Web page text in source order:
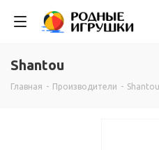
Shantou
Главная - Производители - Shantou